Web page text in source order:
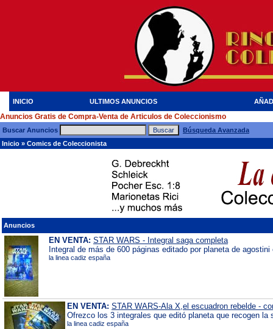
INICIO ULTIMOS ANUNCIOS
Anuncios Gratis de Compra-Venta de Articulos de Coleccionismo
Buscar Anuncios
Búsqueda Avanzada
Inicio » Comics de Coleccionista
Anuncios
EN VENTA: STAR WARS - Integral saga completa
Integral de más de 600 páginas editado por planeta de
la linea cadiz españa
EN VENTA: STAR WARS-Ala X,el escuadron rebelde -
Ofrezco los 3 integrales que editó planeta que recogen
la linea cadiz españa